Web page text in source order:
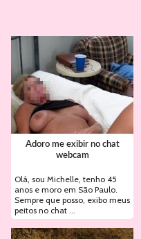
Adoro me exibir no chat
webcam
Olá, sou Michelle, tenho 45
anos e moro em São Paulo.
Sempre que posso, exibo meus
peitos no chat ...